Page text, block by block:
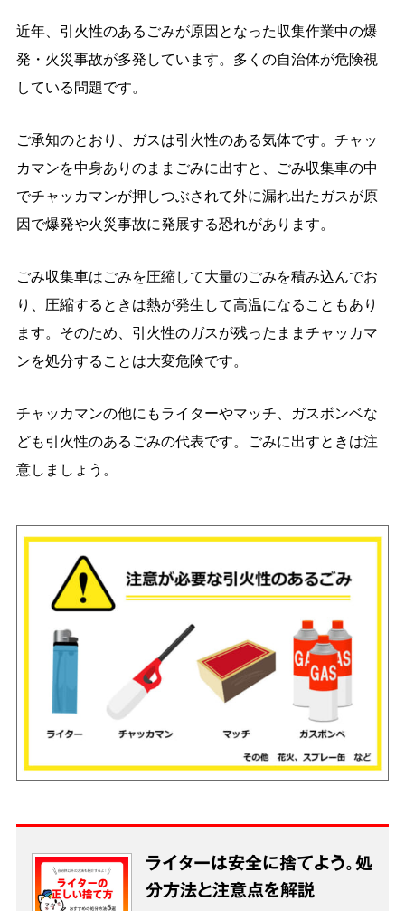
近年、引火性のあるごみが原因となった収集作業中の爆
発・火災事故が多発しています。多くの自治体が危険視
している問題です。
ご承知のとおり、ガスは引火性のある気体です。チャッ
カマンを中身ありのままごみに出すと、ごみ収集車の中
でチャッカマンが押しつぶされて外に漏れ出たガスが原
因で爆発や火災事故に発展する恐れがあります。
ごみ収集車はごみを圧縮して大量のごみを積み込んでお
り、圧縮するときは熱が発生して高温になることもあり
ます。そのため、引火性のガスが残ったままチャッカマ
ンを処分することは大変危険です。
チャッカマンの他にもライターやマッチ、ガスボンベな
ども引火性のあるごみの代表です。ごみに出すときは注
意しましょう。
ライターは安全に捨てよう。処
分方法と注意点を解説